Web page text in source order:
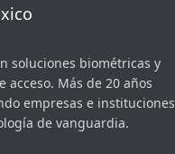
soluciones biométricas y
acceso. Más de 20 años
empresas e instituciones
de vanguardia.